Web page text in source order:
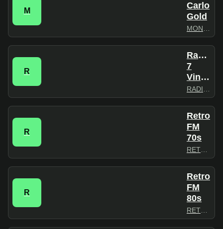
M
Carlo
Gold
R
Radio
7
Vintage
R
Retro
FM
70s
R
Retro
FM
80s